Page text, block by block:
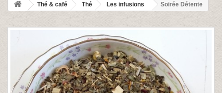
Thé & café Thé Les infusions Soirée Détente